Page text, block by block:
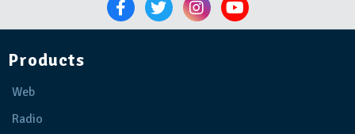
Products
Web
Radio